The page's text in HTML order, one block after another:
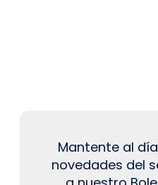
Mantente al
novedades del